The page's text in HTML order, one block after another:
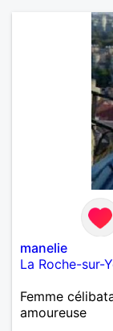
manelie
La Roche-sur-
Femme
amoureuse